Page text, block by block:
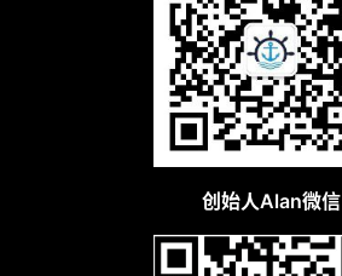
创始人Alan微信